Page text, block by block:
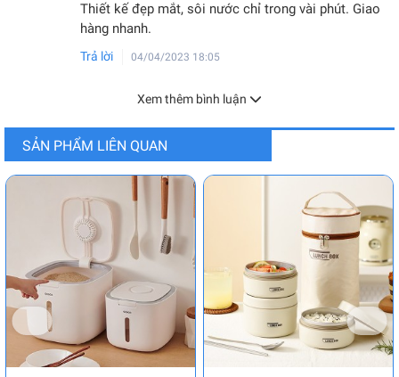
Thiết kế đẹp mắt, sôi nước chỉ trong vài phút. Giao
hàng nhanh.
Trả lời 04/04/2023 18:05
Xem thêm bình luận
SẢN PHẨM LIÊN QUAN